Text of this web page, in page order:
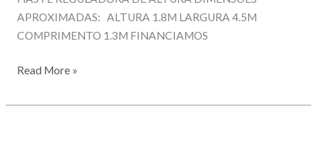
APROXIMADAS: ALTURA 1.8M LARGURA 4.5M
COMPRIMENTO 1.3M FINANCIAMOS
CULTIVADOR
LINHAS
Read More »